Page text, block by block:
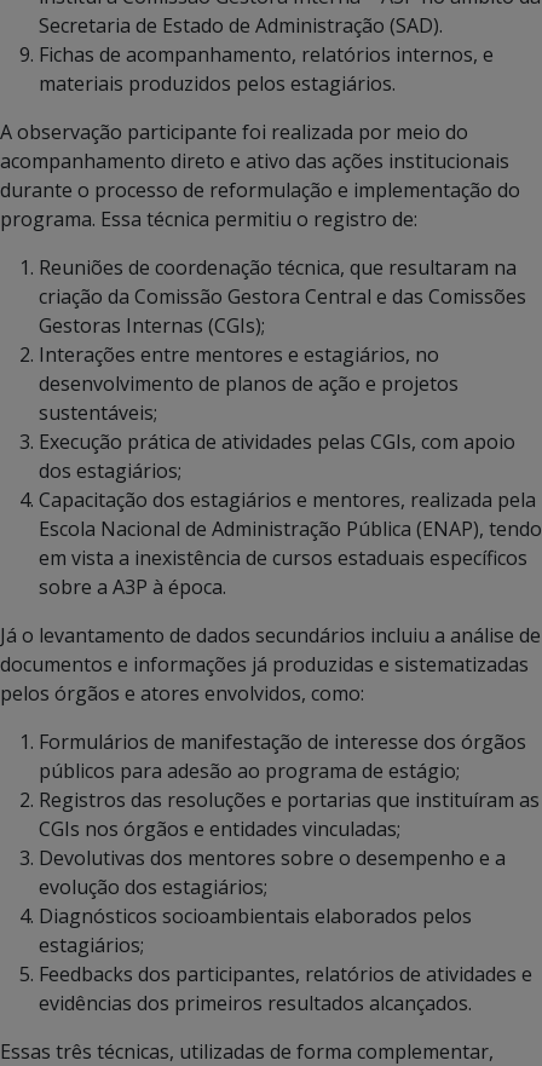
Secretaria de Estado de Administração (SAD).
Fichas de acompanhamento, relatórios internos, e
materiais produzidos pelos estagiários.
A observação participante foi realizada por meio do
acompanhamento direto e ativo das ações institucionais
durante o processo de reformulação e implementação do
programa. Essa técnica permitiu o registro de:
Reuniões de coordenação técnica, que resultaram na
criação da Comissão Gestora Central e das Comissões
Gestoras Internas (CGIs);
Interações entre mentores e estagiários, no
desenvolvimento de planos de ação e projetos
sustentáveis;
Execução prática de atividades pelas CGIs, com apoio
dos estagiários;
Capacitação dos estagiários e mentores, realizada pela
Escola Nacional de Administração Pública (ENAP), tendo
em vista a inexistência de cursos estaduais específicos
sobre a A3P à época.
Já o levantamento de dados secundários incluiu a análise de
documentos e informações já produzidas e sistematizadas
pelos órgãos e atores envolvidos, como:
Formulários de manifestação de interesse dos órgãos
públicos para adesão ao programa de estágio;
Registros das resoluções e portarias que instituíram as
CGIs nos órgãos e entidades vinculadas;
Devolutivas dos mentores sobre o desempenho e a
evolução dos estagiários;
Diagnósticos socioambientais elaborados pelos
estagiários;
Feedbacks dos participantes, relatórios de atividades e
evidências dos primeiros resultados alcançados.
Essas três técnicas, utilizadas de forma complementar,